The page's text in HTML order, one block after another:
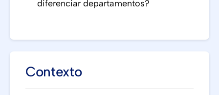
diferenciar departamentos?
Contexto